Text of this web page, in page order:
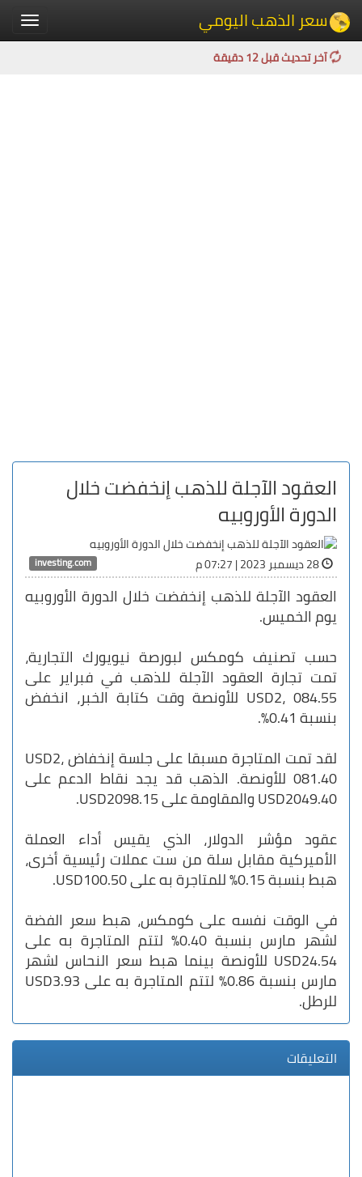
Toggle سعر الذهب اليومي
آخر تحديث قبل 12 دقيقة
العقود الآجلة للذهب إنخفضت خلال
الدورة الأوروبيه
investing.com
العقود الآجلة للذهب إنخفضت خلال الدورة الأوروبيه
يوم الخميس.
حسب تصنيف كومكس لبورصة نيويورك التجارية،
تمت تجارة العقود الآجلة للذهب في فبراير على
USD2، 084.55 للأونصة وقت كتابة الخبر، انخفض
بنسبة 0.41%.
لقد تمت المتاجرة مسبقا على جلسة إنخفاض USD2،
081.40 للأونصة. الذهب قد يجد نقاط الدعم على
USD2049.40 والمقاومة على USD2098.15.
عقود مؤشر الدولار، الذي يقيس أداء العملة
الأميركية مقابل سلة من ست عملات رئيسية أخرى،
هبط بنسبة 0.15% للمتاجرة به على USD100.50.
في الوقت نفسه على كومكس، هبط سعر الفضة
لشهر مارس بنسبة 0.40% لتتم المتاجرة به على
USD24.54 للأونصة بينما هبط سعر النحاس لشهر
مارس بنسبة 0.86% لتتم المتاجرة به على USD3.93
للرطل.
التعليقات